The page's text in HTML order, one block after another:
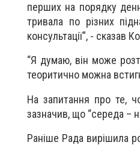
перших на порядку
тривала по різних
консультації”, - сказав
“Я думаю, він може
теоритично можна
На запитання про те,
зазначив, що “середа –
Раніше Рада вирішила